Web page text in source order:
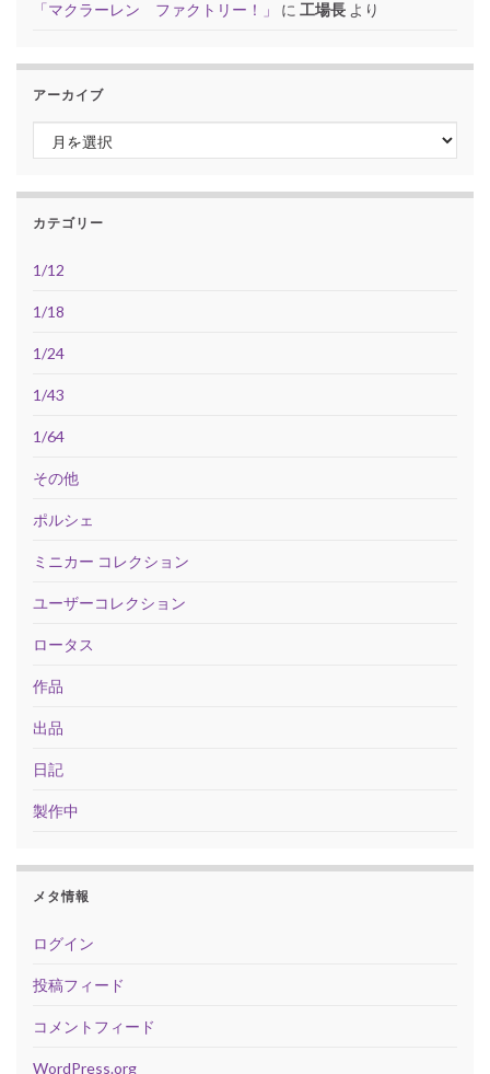
「マクラーレン ファクトリー！」 に 工場長 より
アーカイブ
アーカイブ
カテゴリー
1/12
1/18
1/24
1/43
1/64
その他
ポルシェ
ミニカー コレクション
ユーザーコレクション
ロータス
作品
出品
日記
製作中
メタ情報
ログイン
投稿フィード
コメントフィード
WordPress.org